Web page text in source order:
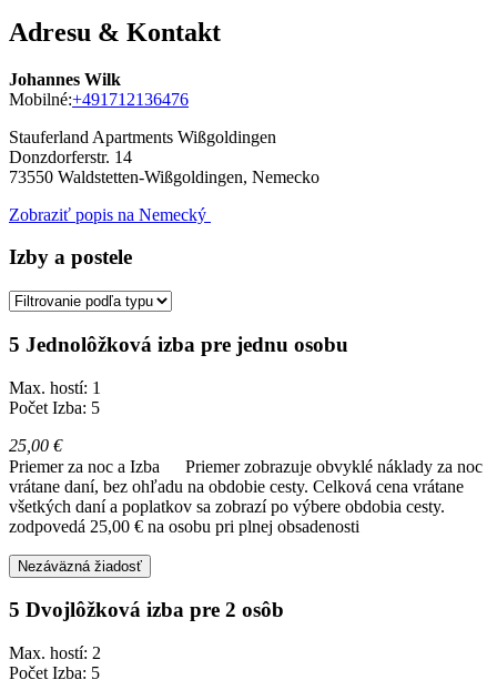
Adresu & Kontakt
Johannes Wilk
Mobilné:+491712136476
Stauferland Apartments Wißgoldingen
Donzdorferstr. 14
73550 Waldstetten-Wißgoldingen, Nemecko
Zobraziť popis na Nemecký
Izby a postele
5 Jednolôžková izba pre jednu osobu
Max. hostí: 1
Počet Izba: 5
25,00 €
Priemer za noc a Izba
Priemer zobrazuje obvyklé náklady za noc
vrátane daní, bez ohľadu na obdobie cesty. Celková cena vrátane
všetkých daní a poplatkov sa zobrazí po výbere obdobia cesty.
zodpovedá 25,00 € na osobu pri plnej obsadenosti
Nezáväzná žiadosť
5 Dvojlôžková izba pre 2 osôb
Max. hostí: 2
Počet Izba: 5